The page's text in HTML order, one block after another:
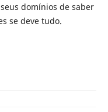
domínios de saber
se deve tudo.